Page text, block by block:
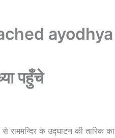
ayodhya
पहुँचे
राममन्दिर के उद्घाटन की तारिक का